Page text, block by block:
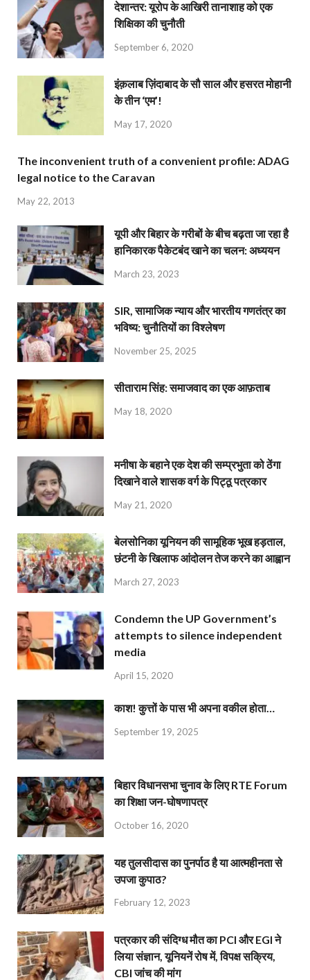
देशान्‍तर: यूरोप के आखिरी तानाशाह को एक
शिक्षिका की चुनौती
September 6, 2020
इंक़लाब ज़िंदाबाद के सौ साल और हसरत मोहानी
के तीन ‘एम’!
May 17, 2020
The inconvenient truth of a convenient profile: ADAG
legal notice to the Caravan
May 22, 2013
यूपी और बिहार के गरीबों के बीच बढ़ता जा रहा है
हानिकारक पैकेटबंद खाने का चलन: अध्ययन
March 23, 2023
SIR, सामाजिक न्याय और भारतीय गणतंत्र का
भविष्य: चुनौतियों का विश्लेषण
November 25, 2025
सीताराम सिंह: समाजवाद का एक आफ़ताब
May 18, 2020
मनीषा के बहाने एक देश की सम्प्रभुता को ठेंगा
दिखाने वाले शासक वर्ग के पिट्ठू पत्रकार
May 21, 2020
बेलसोनिका यूनियन की सामूहिक भूख हड़ताल,
छंटनी के खिलाफ आंदोलन तेज करने का आह्वान
March 27, 2023
Condemn the UP Government’s
attempts to silence independent
media
April 15, 2020
काश! कुत्तों के पास भी अपना वकील होता…
September 19, 2025
बिहार विधानसभा चुनाव के लिए RTE Forum
का शिक्षा जन-घोषणापत्र
October 16, 2020
यह तुलसीदास का पुनर्पाठ है या आत्महीनता से
उपजा कुपाठ?
February 12, 2023
पत्रकार की संदिग्ध मौत का PCI और EGI ने
लिया संज्ञान, यूनियनें रोष में, विपक्ष सक्रिय,
CBI जांच की मांग